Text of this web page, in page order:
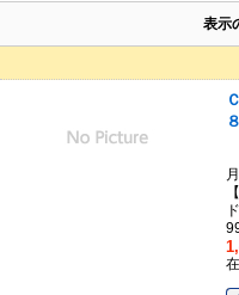
表示